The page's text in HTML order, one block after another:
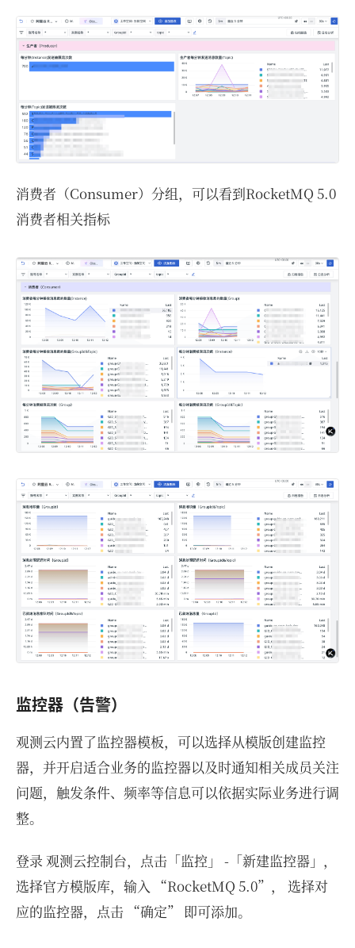
消费者（Consumer）分组，可以看到RocketMQ 5.0
消费者相关指标
监控器（告警）
观测云内置了监控器模板，可以选择从模版创建监控
器，并开启适合业务的监控器以及时通知相关成员关注
问题，触发条件、频率等信息可以依据实际业务进行调
整。
登录 观测云控制台，点击「监控」 -「新建监控器」，
选择官方模版库，输入 “RocketMQ 5.0”， 选择对
应的监控器，点击 “确定” 即可添加。